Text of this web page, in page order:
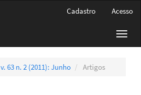
Cadastro Acesso
v. 63 n. 2 (2011): Junho Artigos